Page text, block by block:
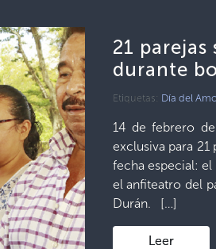
21
durante
Etiquetas: Día del
14 de febrero
exclusiva para
fecha especial:
el anfiteatro del
Durán. […]
Leer